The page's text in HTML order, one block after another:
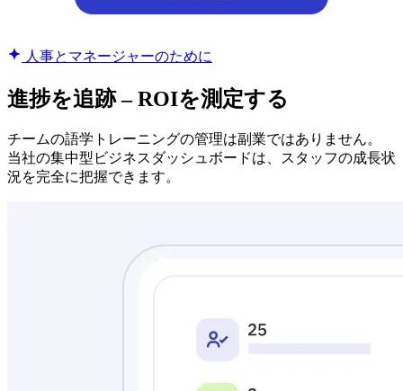
人事とマネージャーのために
進捗を追跡 – ROIを測定する
チームの語学トレーニングの管理は副業ではありません。
当社の集中型ビジネスダッシュボードは、スタッフの成長状
況を完全に把握できます。